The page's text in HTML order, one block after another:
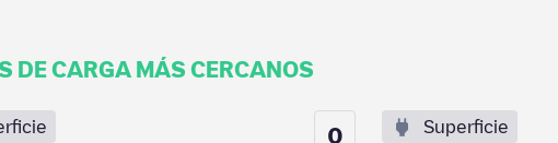
DE CARGA MÁS CERCANOS
0 Superficie